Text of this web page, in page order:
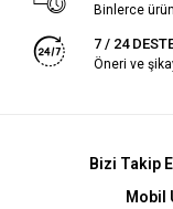
Binlerce
7 / 24
Öneri ve
Bizi Takip
Mobil